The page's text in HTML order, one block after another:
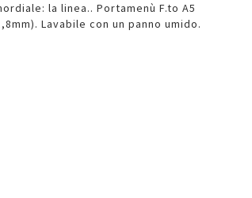
la linea.. Portamenù F.to A5
Lavabile con un panno umido.